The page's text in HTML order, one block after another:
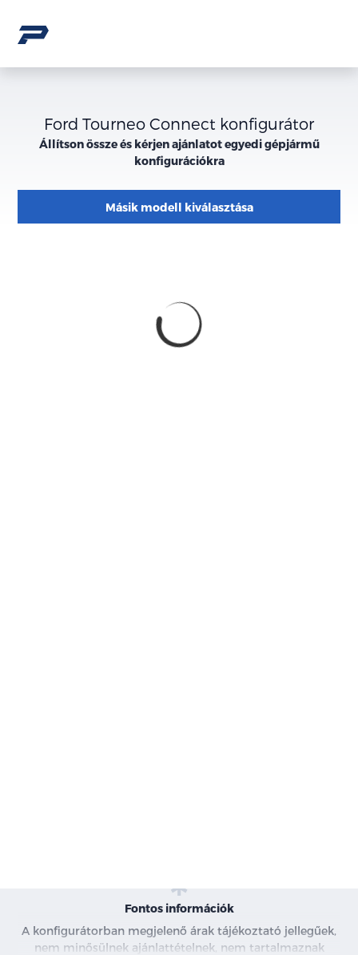
Ford Tourneo Connect konfigurátor
Állítson össze és kérjen ajánlatot egyedi gépjármű
konfigurációkra
Másik modell kiválasztása
megjelenése
Fontos információk
A konfigurátorban megjelenő árak tájékoztató jellegűek,
nem minősülnek ajánlattételnek, nem tartalmaznak